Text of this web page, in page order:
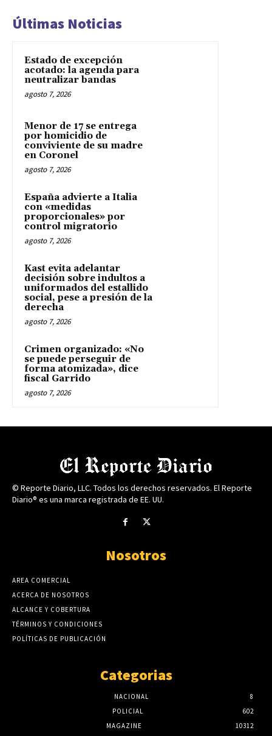
Últimas Noticias
Estado de excepción
acotado: la agenda para
neutralizar bandas
agosto 7, 2026
Menor de 17 se entrega
por homicidio de
conviviente de su madre
en Coronel
agosto 7, 2026
España advierte a Italia
con «medidas
proporcionales» por
control migratorio
agosto 7, 2026
Kast evita adelantar
decisión sobre indultos a
uniformados del estallido
social, pese a presión de la
derecha
agosto 7, 2026
Crimen organizado: «No
se puede perseguir de
forma atomizada», dice
fiscal Garrido
agosto 7, 2026
© Reporte Diario, LLC. Todos los derechos reservados. El Reporte
Diario® es una marca registrada de EE. UU.
Nosotros
AREA COMERCIAL
ACERCA DE NOSOTROS
ALCANCE Y COBERTURA
TÉRMINOS Y CONDICIONES
POLÍTICAS DE PUBLICACIÓN
Categorias
NACIONAL
8
POLICIAL
602
MAGAZINE
10312